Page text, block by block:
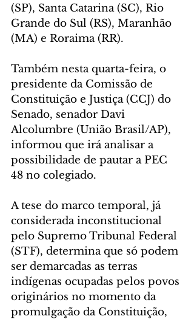
(SP), Santa Catarina (SC), Rio
Grande do Sul (RS), Maranhão
(MA) e Roraima (RR).
Também nesta quarta-feira, o
presidente da Comissão de
Constituição e Justiça (CCJ) do
Senado, senador Davi
Alcolumbre (União Brasil/AP),
informou que irá analisar a
possibilidade de pautar a PEC
48 no colegiado.
A tese do marco temporal, já
considerada inconstitucional
pelo Supremo Tribunal Federal
(STF), determina que só podem
ser demarcadas as terras
indígenas ocupadas pelos povos
originários no momento da
promulgação da Constituição,